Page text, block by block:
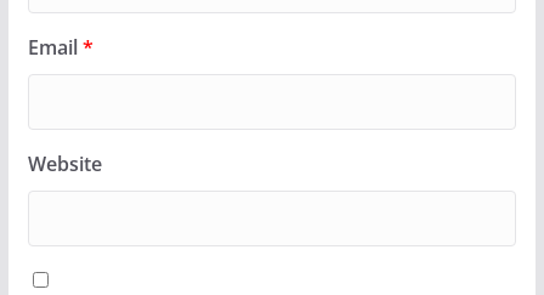
Email*
Website